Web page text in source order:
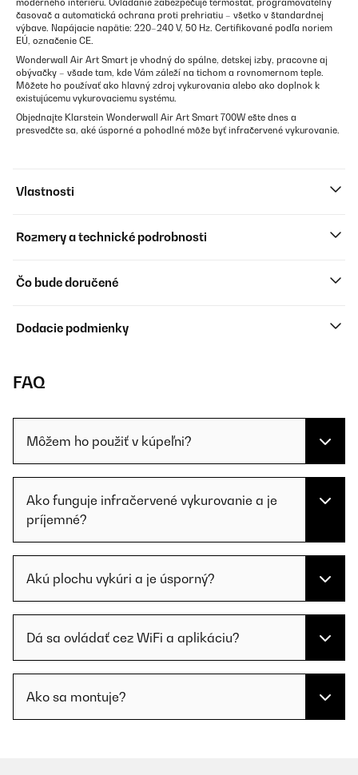
moderného interiéru. Ovládanie zabezpečuje termostat, programovateľný
časovač a automatická ochrana proti prehriatiu – všetko v štandardnej
výbave. Napájacie napätie: 220–240 V, 50 Hz. Certifikované podľa noriem
EÚ, označenie CE.
Wonderwall Air Art Smart je vhodný do spálne, detskej izby, pracovne aj
obývačky – všade tam, kde Vám záleží na tichom a rovnomernom teple.
Môžete ho používať ako hlavný zdroj vykurovania alebo ako doplnok k
existujúcemu vykurovaciemu systému.
Objednajte Klarstein Wonderwall Air Art Smart 700W ešte dnes a
presvedčte sa, aké úsporné a pohodlné môže byť infračervené vykurovanie.
Vlastnosti
Rozmery a technické podrobnosti
Čo bude doručené
Dodacie podmienky
FAQ
Môžem ho použiť v kúpeľni?
Ako funguje infračervené vykurovanie a je
príjemné?
Akú plochu vykúri a je úsporný?
Dá sa ovládať cez WiFi a aplikáciu?
Ako sa montuje?